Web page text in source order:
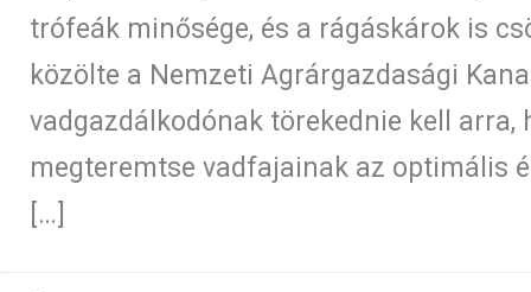
trófeák minősége, és a rágáskárok is
közölte a Nemzeti Agrárgazdasági
vadgazdálkodónak törekednie kell arra,
megteremtse vadfajainak az optimális
[…]